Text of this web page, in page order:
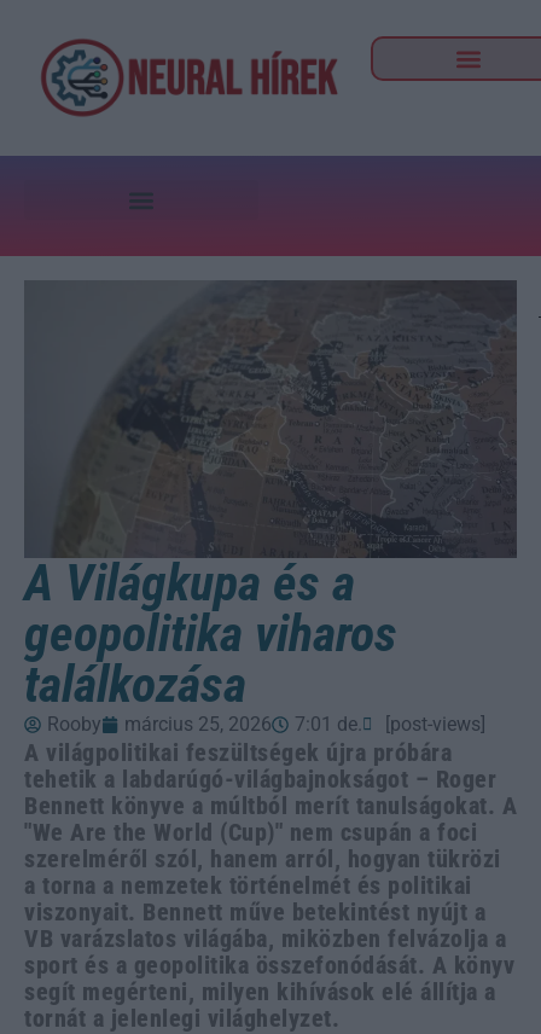
A Világkupa és a
geopolitika viharos
találkozása
Rooby március 25, 2026 7:01 de. [post-views]
A világpolitikai feszültségek újra próbára
tehetik a labdarúgó-világbajnokságot – Roger
Bennett könyve a múltból merít tanulságokat. A
"We Are the World (Cup)" nem csupán a foci
szerelméről szól, hanem arról, hogyan tükrözi
a torna a nemzetek történelmét és politikai
viszonyait. Bennett műve betekintést nyújt a
VB varázslatos világába, miközben felvázolja a
sport és a geopolitika összefonódását. A könyv
segít megérteni, milyen kihívások elé állítja a
tornát a jelenlegi világhelyzet.